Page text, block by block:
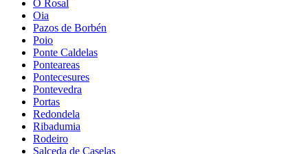
O Rosal
Oia
Pazos de Borbén
Poio
Ponte Caldelas
Ponteareas
Pontecesures
Pontevedra
Portas
Redondela
Ribadumia
Rodeiro
Salceda de Caselas